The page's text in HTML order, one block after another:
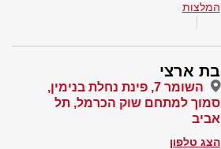
המלצות
בת ארצי
השומר 7, פינת נחלת בנימין,
סמוך למתחם שוק הכרמל, תל
אביב
הצג טלפון